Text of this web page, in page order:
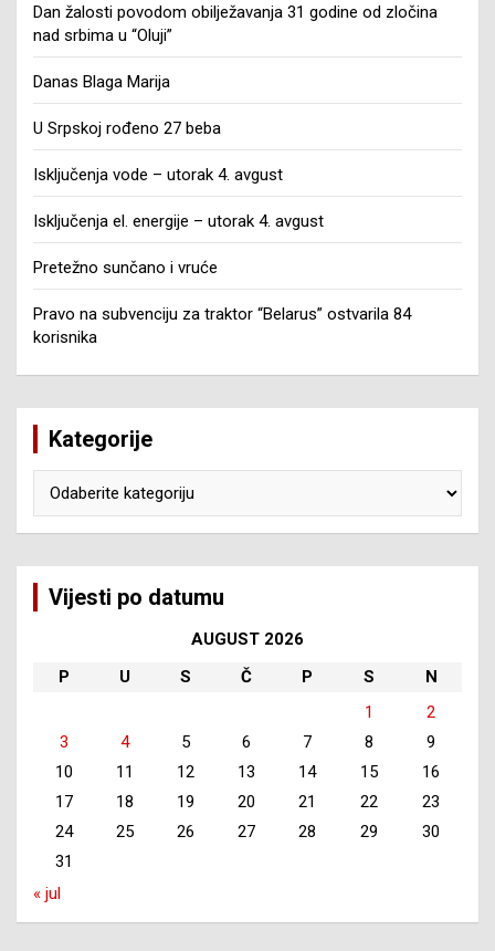
Dan žalosti povodom obilježavanja 31 godine od zločina
nad srbima u “Oluji”
Danas Blaga Marija
U Srpskoj rođeno 27 beba
Isključenja vode – utorak 4. avgust
Isključenja el. energije – utorak 4. avgust
Pretežno sunčano i vruće
Pravo na subvenciju za traktor “Belarus” ostvarila 84
korisnika
Kategorije
Vijesti po datumu
AUGUST 2026
P
U S Č P S
N
1
2
3
4 5 6 7 8
9
10
11 12 13 14 15
16
17
18 19 20 21 22
23
24
25 26 27 28 29
30
31
« jul